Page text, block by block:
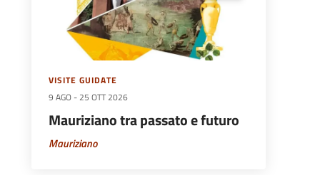
VISITE GUIDATE
9 AGO -25 OTT 2026
Mauriziano tra passato e futuro
Mauriziano